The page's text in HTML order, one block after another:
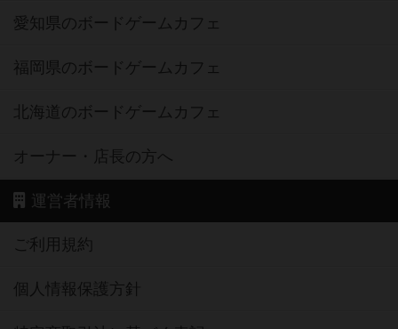
愛知県のボードゲームカフェ
福岡県のボードゲームカフェ
北海道のボードゲームカフェ
オーナー・店長の方へ
運営者情報
ご利用規約
個人情報保護方針